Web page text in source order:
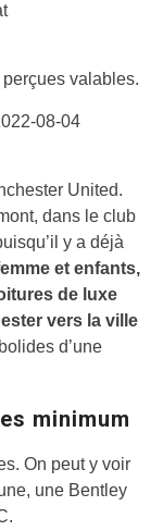
valables.
08-04
United.
dans le club
y a déjà
et enfants,
de luxe
vers la ville
d’une
minimum
On peut y voir
une Bentley